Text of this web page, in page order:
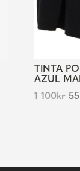
TINTA
AZUL
1 100kr